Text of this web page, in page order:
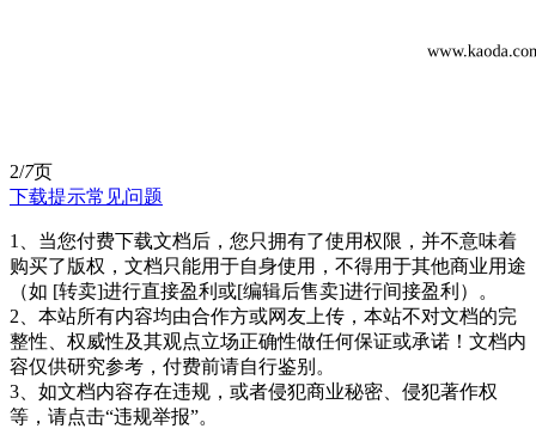
2/7页
下载提示常见问题
1、当您付费下载文档后，您只拥有了使用权限，并不意味着
购买了版权，文档只能用于自身使用，不得用于其他商业用途
（如 [转卖]进行直接盈利或[编辑后售卖]进行间接盈利）。
2、本站所有内容均由合作方或网友上传，本站不对文档的完
整性、权威性及其观点立场正确性做任何保证或承诺！文档内
容仅供研究参考，付费前请自行鉴别。
3、如文档内容存在违规，或者侵犯商业秘密、侵犯著作权
等，请点击“违规举报”。